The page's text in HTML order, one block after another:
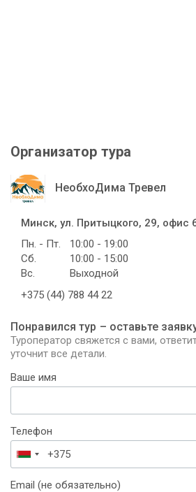
Организатор тура
НеобхоДима Тревел
Минск, ул. Притыцкого, 29, офис
Пн. - Пт.
10:00 - 19:00
Сб.
10:00 - 15:00
Вс.
Выходной
+375 (44) 788 44 22
Понравился тур – оставьте
Туроператор свяжется с вами,
уточнит все детали.
Ваше имя
Телефон
Беларусь
+375
Email (не обязательно)